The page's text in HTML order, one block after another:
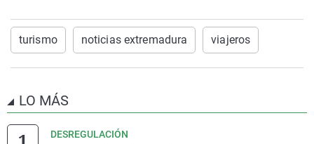
turismo noticias extremadura viajeros
LO MÁS
DESREGULACIÓN